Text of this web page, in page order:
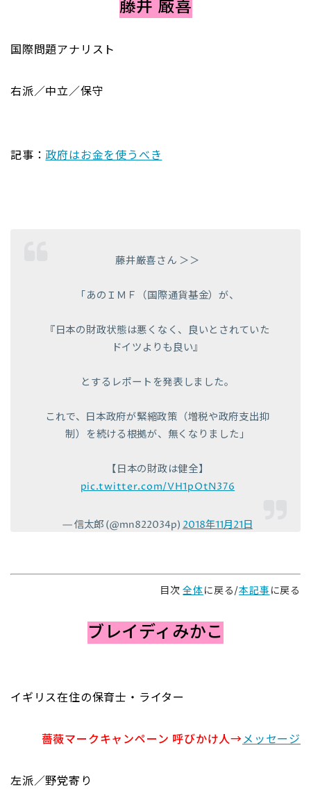
藤井 厳喜
国際問題アナリスト
右派／中立／保守
記事： 政府はお金を使うべき
藤井厳喜さん ＞＞
「あのＩＭＦ（国際通貨基金）が、
『日本の財政状態は悪くなく、良いとされていた
ドイツよりも良い』
とするレポートを発表しました。
これで、日本政府が緊縮政策（増税や政府支出抑
制）を続ける根拠が、無くなりました」
【日本の財政は健全】
pic.twitter.com/VH1pOtN376
— 信太郎 (@mn822034p) 2018年11月21日
目次全体に戻る/本記事 に戻る
ブレイディみかこ
イギリス在住の保育士・ライター
薔薇マークキャンペーン 呼びかけ人→メッセージ
左派／野党寄り